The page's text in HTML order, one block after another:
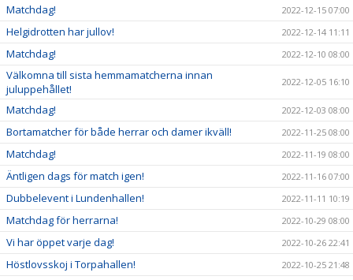
Matchdag! 2022-12-15 07:00
Helgidrotten har jullov! 2022-12-14 11:11
Matchdag! 2022-12-10 08:00
Välkomna till sista hemmamatcherna innan
juluppehållet!
2022-12-05 16:10
Matchdag! 2022-12-03 08:00
Bortamatcher för både herrar och damer ikväll! 2022-11-25 08:00
Matchdag! 2022-11-19 08:00
Äntligen dags för match igen! 2022-11-16 07:00
Dubbelevent i Lundenhallen! 2022-11-11 10:19
Matchdag för herrarna! 2022-10-29 08:00
Vi har öppet varje dag! 2022-10-26 22:41
Höstlovsskoj i Torpahallen! 2022-10-25 21:48